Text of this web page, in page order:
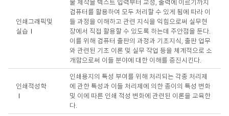
인쇄그래픽및
실습Ⅰ
물 제작을 텍스트 입력부터 교정, 출력에 이르기까지
컴퓨터를 활용하여 모두 처리할 수 있게 됨에 따라 이
들 과정을 이해하고 관련 지식을 익힘으로써 실무현
장에서 직접 활용할 수 있도록 하는데 주안점을 둔다.
이를 위해 컴퓨터 출판의 과정과 기초지식, 출판 업무
와 관련된 기초 이론 및 실무 작업 등을 체계적으로 소
개함으로써 이들 분야에 대한 이해를 증진시킨다.
인쇄적성학
Ⅰ
인쇄용지의 특성 부여를 위해 처리되는 각종 처리제
에 관한 특성과 이들 처리제에 의한 종이의 특성 변화
및 이에 따른 인쇄 적성 변화에 관련된 이론을 교육한
다.